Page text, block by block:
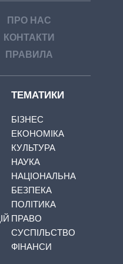
ПРО НАС
КОНТАКТИ
ПРАВИЛА
ТЕМАТИКИ
БІЗНЕС
ЕКОНОМІКА
КУЛЬТУРА
НАУКА
НАЦІОНАЛЬНА
БЕЗПЕКА
ПОЛІТИКА
ПРАВО
СУСПІЛЬСТВО
ФІНАНСИ